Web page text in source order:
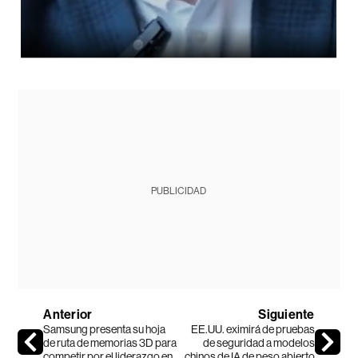
PUBLICIDAD
Anterior
Samsung presenta su hoja
de ruta de memorias 3D para
Siguiente
EE.UU. eximirá de pruebas
de seguridad a modelos